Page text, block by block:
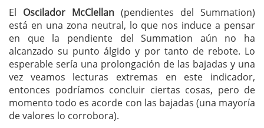
El Oscilador McClellan (pendientes del Summation)
está en una zona neutral, lo que nos induce a pensar
en que la pendiente del Summation aún no ha
alcanzado su punto álgido y por tanto de rebote. Lo
esperable sería una prolongación de las bajadas y una
vez veamos lecturas extremas en este indicador,
entonces podríamos concluir ciertas cosas, pero de
momento todo es acorde con las bajadas (una mayoría
de valores lo corrobora).